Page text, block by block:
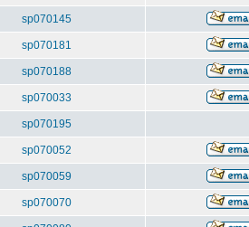
sp070145
sp070181
sp070188
sp070033
sp070195
sp070052
sp070059
sp070070